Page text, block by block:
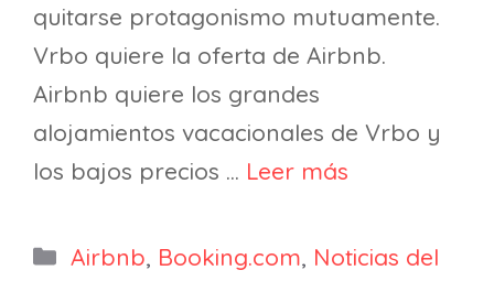
quitarse protagonismo mutuamente.
Vrbo quiere la oferta de Airbnb.
Airbnb quiere los grandes
alojamientos vacacionales de Vrbo y
los bajos precios … Leer más
Categorías
Airbnb, Booking.com, Noticias del